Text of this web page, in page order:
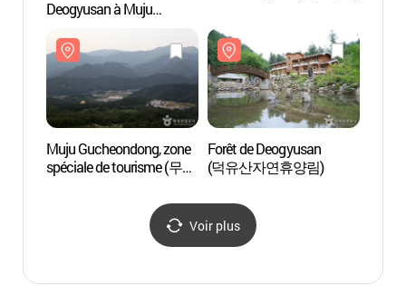
Deogyusan à Muju
스키장)
Muju Gucheondong, zone
spéciale de tourisme (무주
Forêt de Deogyusan
(덕유산자연휴양림)
Voir plus